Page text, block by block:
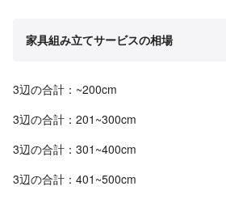
家具組み立てサービスの相場
3辺の合計：~200cm
3辺の合計：201~300cm
3辺の合計：301~400cm
3辺の合計：401~500cm